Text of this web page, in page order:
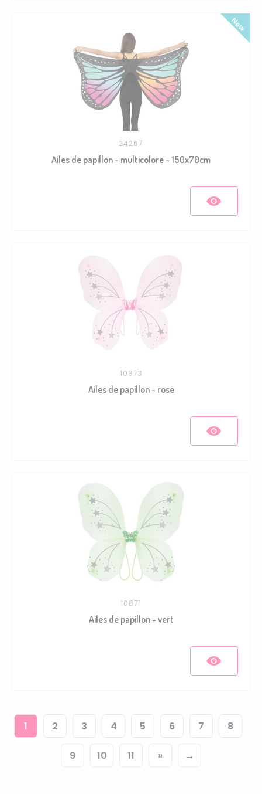
24267
Ailes de papillon - multicolore - 150x70cm
10873
Ailes de papillon - rose
10871
Ailes de papillon - vert
1 2 3 4 5 6 7 8
9 10 11 » →